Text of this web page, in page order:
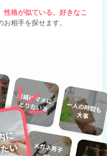
性格が似ている、好きなこ
相手を探せます。